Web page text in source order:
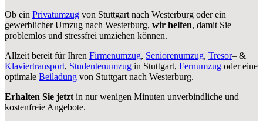
Ob ein Privatumzug von Stuttgart nach Westerburg oder ein
gewerblicher Umzug nach Westerburg, wir helfen, damit Sie
problemlos und stressfrei umziehen können.
Allzeit bereit für Ihren Firmenumzug, Seniorenumzug, Tresor– &
Klaviertransport, Studentenumzug in Stuttgart, Fernumzug oder eine
optimale Beiladung von Stuttgart nach Westerburg.
Erhalten Sie jetzt in nur wenigen Minuten unverbindliche und
kostenfreie Angebote.